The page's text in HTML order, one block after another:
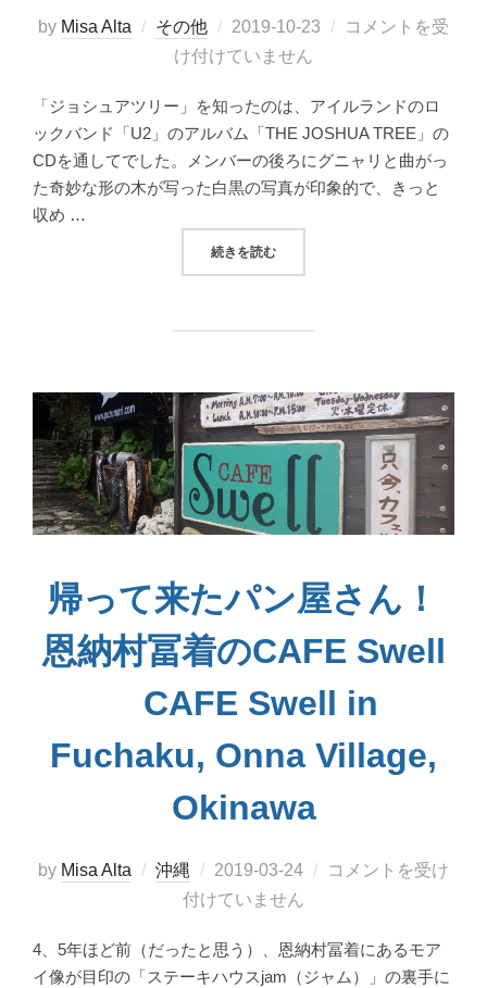
by Misa Alta その他
投
稿
2019-10-23
コメントを受
け付けていません
「ジョシュアツリー」を知ったのは、アイルランドのロ
ックバンド「U2」のアルバム「THE JOSHUA TREE」の
CDを通してでした。メンバーの後ろにグニャリと曲がっ
た奇妙な形の木が写った白黒の写真が印象的で、きっと
収め …
続きを読む“壮大な地球を感じる！ジョシュア
帰って来たパン屋さん！
恩納村冨着のCAFE Swell
CAFE Swell in
Fuchaku, Onna Village,
Okinawa
by Misa Alta 沖縄
投
稿
2019-03-24
コメントを受け
付けていません
4、5年ほど前（だったと思う）、恩納村冨着にあるモア
イ像が目印の「ステーキハウスjam（ジャム）」の裏手に